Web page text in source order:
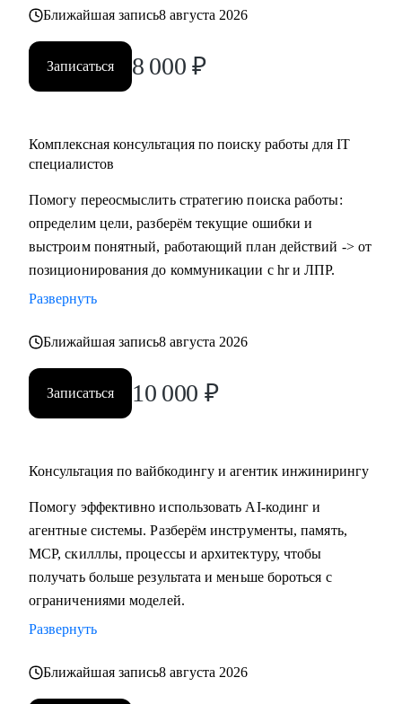
Ближайшая запись8 августа 2026
Записаться 8 000 ₽
Комплексная консультация по поиску работы для IT
специалистов
Помогу переосмыслить стратегию поиска работы:
определим цели, разберём текущие ошибки и
выстроим понятный, работающий план действий -> от
позиционирования до коммуникации с hr и ЛПР.
Развернуть
Ближайшая запись8 августа 2026
Записаться 10 000 ₽
Консультация по вайбкодингу и агентик инжинирингу
Помогу эффективно использовать AI-кодинг и
агентные системы. Разберём инструменты, память,
MCP, скилллы, процессы и архитектуру, чтобы
получать больше результата и меньше бороться с
ограничениями моделей.
Развернуть
Ближайшая запись8 августа 2026